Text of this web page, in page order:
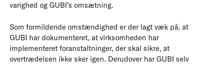
varighed og GUBI’s omsætning.
Som formildende omstændighed er der lagt væk på, at
GUBI har dokumenteret, at virksomheden har
implementeret foranstaltninger, der skal sikre, at
overtrædelsen ikke sker igen. Derudover har GUBI selv